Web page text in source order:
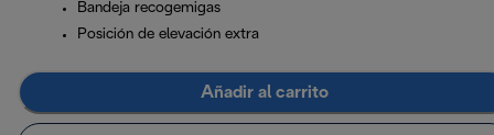
Bandeja recogemigas
Posición de elevación extra
Añadir al carrito